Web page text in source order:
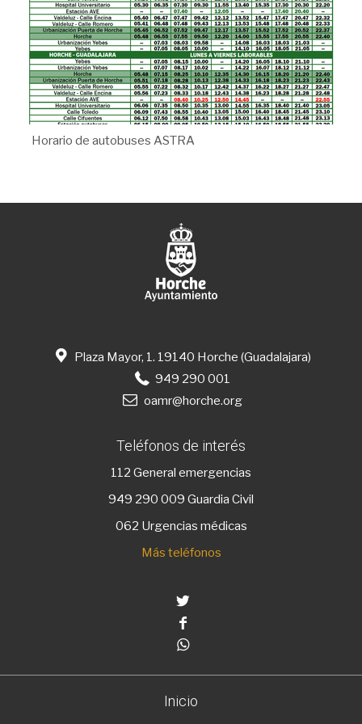
Horario de autobuses ASTRA
Plaza Mayor, 1. 19140 Horche (Guadalajara)
949 290 001
oamr@horche.org
Teléfonos de interés
112 General emergencias
949 290 009 Guardia Civil
062 Urgencias médicas
Más teléfonos
Inicio